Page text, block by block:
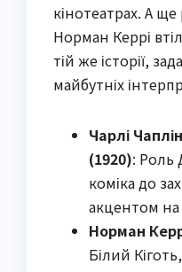
кінотеатрах. А
Норман Керрі
тій же історії,
майбутніх
Чарлі
(1920): Роль
коміка до
акцентом на
Норман
Білий